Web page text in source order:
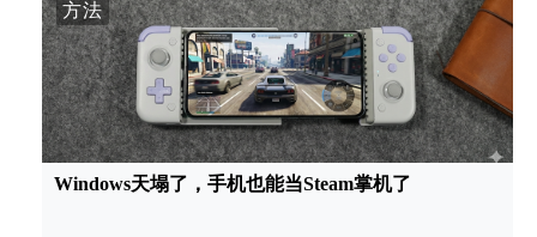
方法
Windows天塌了，手机也能当Steam掌机了